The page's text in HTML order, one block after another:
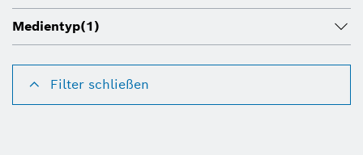
Medientyp(1)
Filter schließen